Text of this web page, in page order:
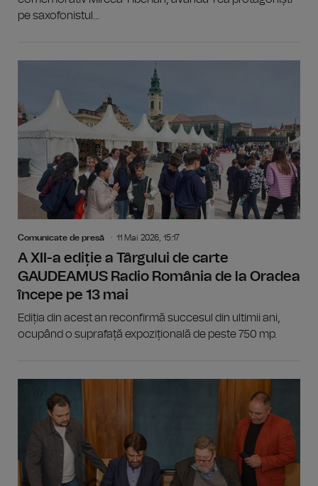
pe saxofonistul...
Comunicate de presă 11 Mai 2026, 15:17
A XII-a ediție a Târgului de carte
GAUDEAMUS Radio România de la Oradea
începe pe 13 mai
Ediția din acest an reconfirmă succesul din ultimii ani,
ocupând o suprafață expozițională de peste 750 mp.